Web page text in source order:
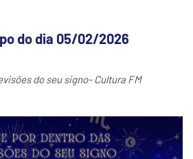
do dia 05/02/2026
do seu signo- Cultura FM